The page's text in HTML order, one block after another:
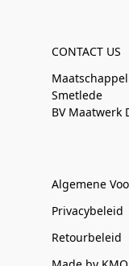
CONTACT US
Smetlede
BV Maatwerk
Algemene
Privacybeleid
Retourbeleid